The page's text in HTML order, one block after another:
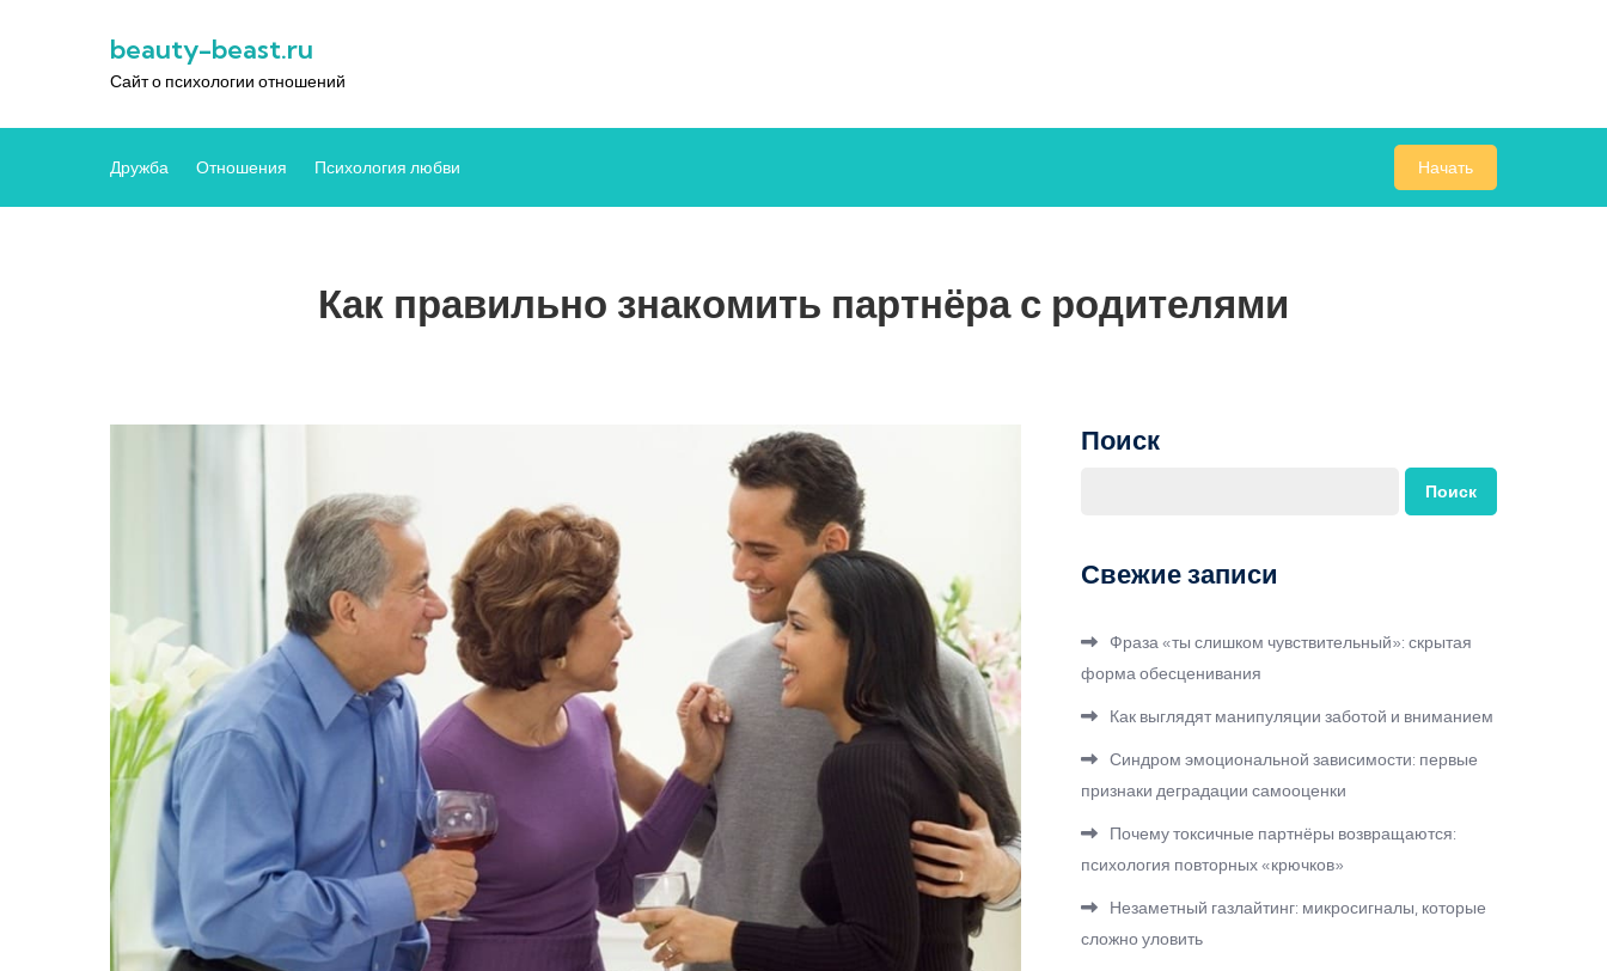
beauty-beast.ru
Сайт о психологии отношений
Дружба Отношения Психология любви Начать
Как правильно знакомить партнёра с родителями
Поиск
Поиск
Свежие записи
Фраза «ты слишком чувствительный»: скрытая
форма обесценивания
Как выглядят манипуляции заботой и вниманием
Синдром эмоциональной зависимости: первые
признаки деградации самооценки
Почему токсичные партнёры возвращаются:
психология повторных «крючков»
Незаметный газлайтинг: микросигналы, которые
сложно уловить